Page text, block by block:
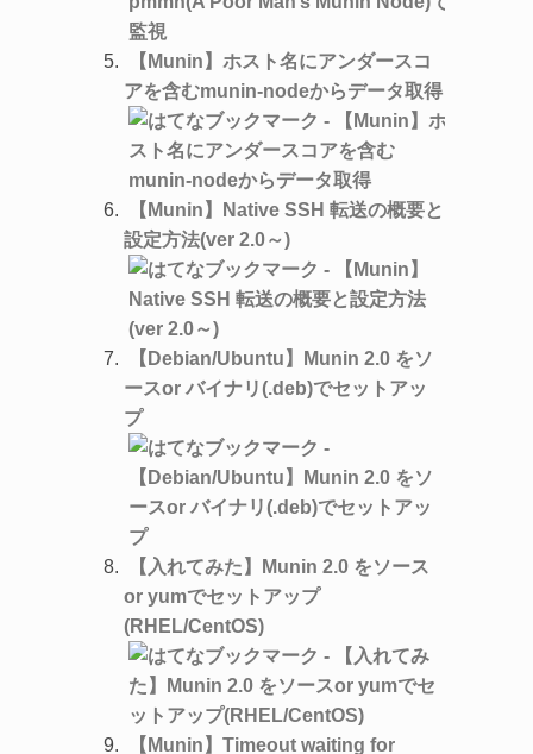
【Munin】ホスト名にアンダースコ
アを含むmunin-nodeからデータ取得
【Munin】Native SSH 転送の概要と
設定方法(ver 2.0～)
【Debian/Ubuntu】Munin 2.0 をソ
ースor バイナリ(.deb)でセットアッ
プ
【入れてみた】Munin 2.0 をソース
or yumでセットアップ
(RHEL/CentOS)
【Munin】Timeout waiting for